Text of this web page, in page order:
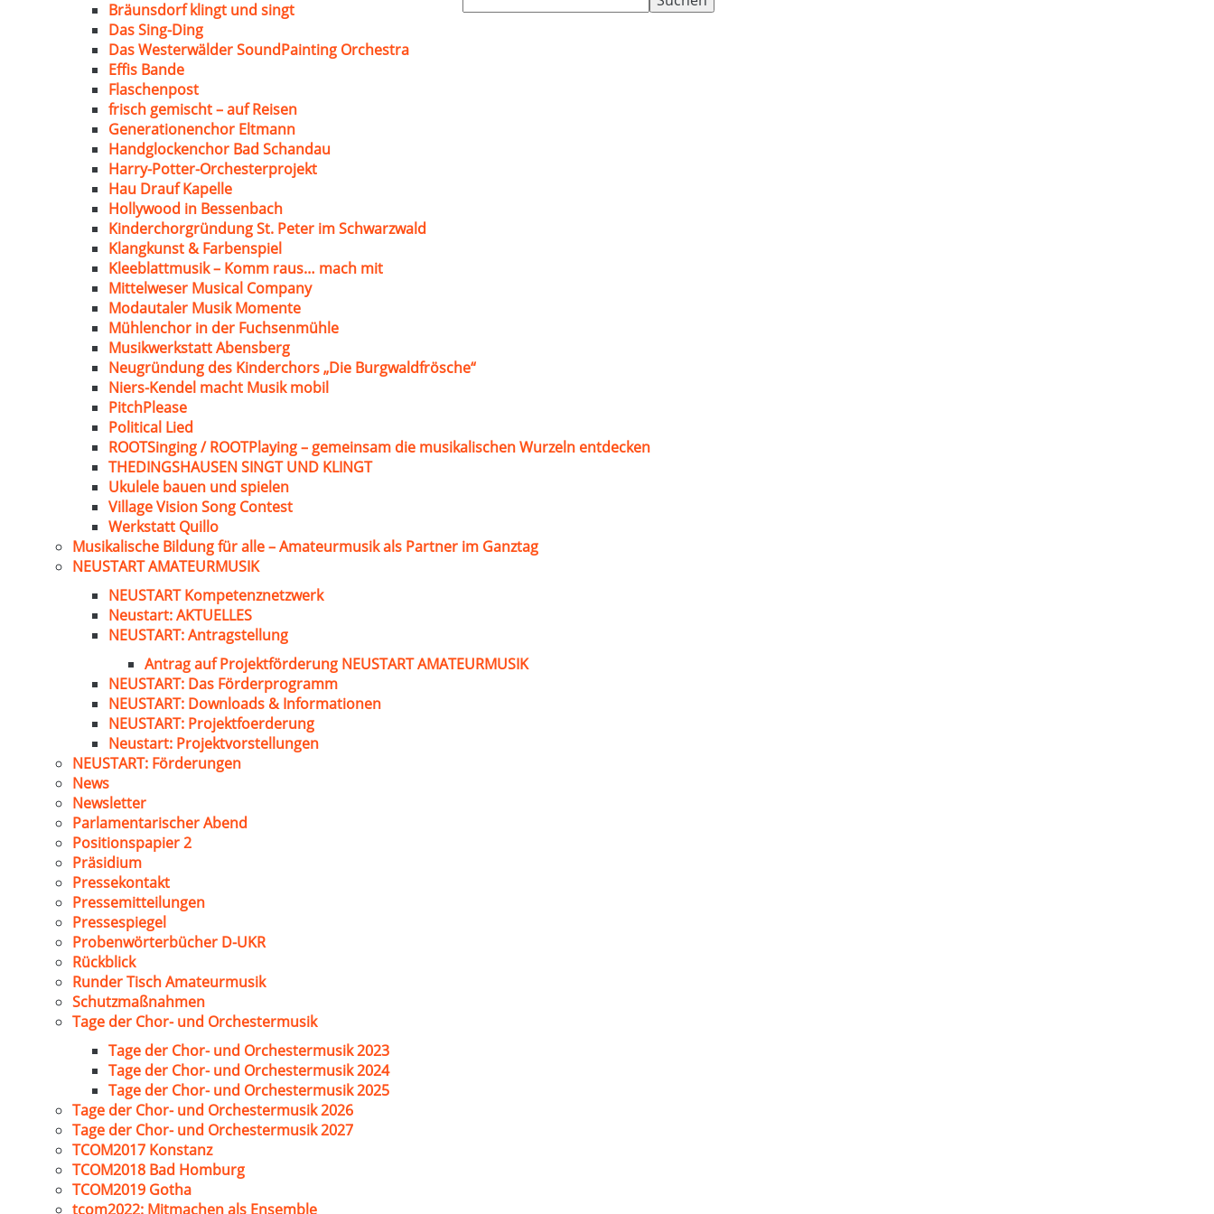
nach:
Bräunsdorf klingt und singt
Das Sing-Ding
Das Westerwälder SoundPainting Orchestra
Effis Bande
Flaschenpost
frisch gemischt – auf Reisen
Generationenchor Eltmann
Handglockenchor Bad Schandau
Harry-Potter-Orchesterprojekt
Hau Drauf Kapelle
Hollywood in Bessenbach
Kinderchorgründung St. Peter im Schwarzwald
Klangkunst & Farbenspiel
Kleeblattmusik – Komm raus… mach mit
Mittelweser Musical Company
Modautaler Musik Momente
Mühlenchor in der Fuchsenmühle
Musikwerkstatt Abensberg
Neugründung des Kinderchors „Die Burgwaldfrösche“
Niers-Kendel macht Musik mobil
PitchPlease
Political Lied
ROOTSinging / ROOTPlaying – gemeinsam die musikalischen Wurzeln entdecken
THEDINGSHAUSEN SINGT UND KLINGT
Ukulele bauen und spielen
Village Vision Song Contest
Werkstatt Quillo
Musikalische Bildung für alle – Amateurmusik als Partner im Ganztag
NEUSTART AMATEURMUSIK
NEUSTART Kompetenznetzwerk
Neustart: AKTUELLES
NEUSTART: Antragstellung
Antrag auf Projektförderung NEUSTART AMATEURMUSIK
NEUSTART: Das Förderprogramm
NEUSTART: Downloads & Informationen
NEUSTART: Projektfoerderung
Neustart: Projektvorstellungen
NEUSTART: Förderungen
News
Newsletter
Parlamentarischer Abend
Positionspapier 2
Präsidium
Pressekontakt
Pressemitteilungen
Pressespiegel
Probenwörterbücher D-UKR
Rückblick
Runder Tisch Amateurmusik
Schutzmaßnahmen
Tage der Chor- und Orchestermusik
Tage der Chor- und Orchestermusik 2023
Tage der Chor- und Orchestermusik 2024
Tage der Chor- und Orchestermusik 2025
Tage der Chor- und Orchestermusik 2026
Tage der Chor- und Orchestermusik 2027
TCOM2017 Konstanz
TCOM2018 Bad Homburg
TCOM2019 Gotha
tcom2022: Mitmachen als Ensemble